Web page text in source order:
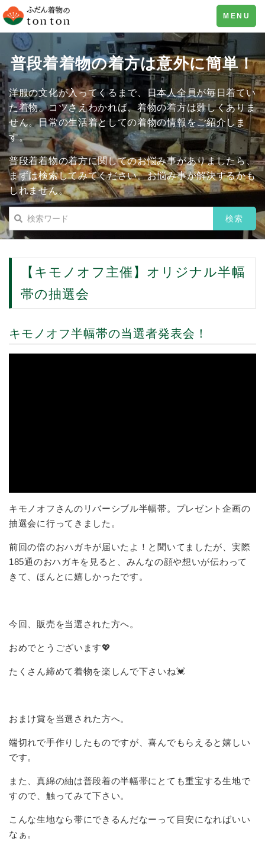
Toggle
navigation
MENU
普段着着物の着方は意外に簡単！
洋服の文化が入ってくるまで、日本人全員が毎日着てい
た着物。コツさえわかれば、着物の着方は難しくありま
せん。日常の生活着としての着物の情報をご紹介しま
す。
普段着着物の着方に関してのお悩み事がありましたら、
まずは検索してみてください。お悩み事が解決するかも
しれません。
【キモノオフ主催】オリジナル半幅
帯の抽選会
キモノオフ半幅帯の当選者発表会！
キモノオフさんのリバーシブル半幅帯。プレゼント企画の
抽選会に行ってきました。
前回の倍のおハガキが届いたよ！と聞いてましたが、実際
185通のおハガキを見ると、みんなの顔や想いが伝わって
きて、ほんとに嬉しかったです。
今回、販売を当選された方へ。
おめでとうございます💖
たくさん締めて着物を楽しんで下さいね💓
おまけ賞を当選された方へ。
端切れで手作りしたものですが、喜んでもらえると嬉しい
です。
また、真綿の紬は普段着の半幅帯にとても重宝する生地で
すので、触ってみて下さい。
こんな生地なら帯にできるんだなーって目安になればいい
なぁ。